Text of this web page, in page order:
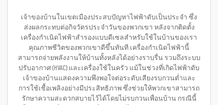
เจ้าของบ้านในเขตเมืองประสบปัญหาไฟฟ้าดับเป็นประจำ ซึ่ง
ส่งผลกระทบต่อกิจวัตรประจำวันของพวกเขา หลังจากติดตั้ง
เครื่องกำเนิดไฟฟ้าสำรองแบบดีเซลสำหรับใช้ในบ้านของเรา
คุณภาพชีวิตของพวกเขาดีขึ้นทันที เครื่องกำเนิดไฟฟ้านี้
สามารถจ่ายพลังงานให้บ้านทั้งหลังได้อย่างราบรื่น รวมถึงระบบ
ปรับอากาศ (HVAC) และเครื่องใช้ในครัว แม้ในช่วงที่เกิดไฟฟ้าดับ
เจ้าของบ้านแสดงความพึงพอใจต่อระดับเสียงรบกวนต่ำและ
การใช้เชื้อเพลิงอย่างมีประสิทธิภาพ ซึ่งช่วยให้พวกเขาสามารถ
รักษาความสะดวกสบายไว้ได้โดยไม่รบกวนเพื่อนบ้าน กรณีนี้